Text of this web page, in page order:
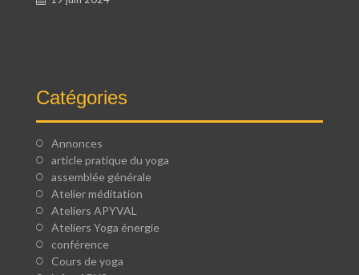
Catégories
Annonces
article pratique du yoga
assemblée générale
Atelier méditation
Ateliers APYVAL
Ateliers Yoga énergie
conférence
Cours de yoga